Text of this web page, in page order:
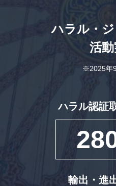
ハラル・
活
※2025年
ハラル認証
輸出・進